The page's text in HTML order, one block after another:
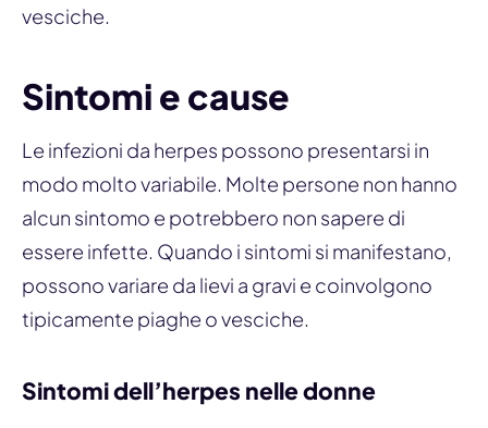
vesciche.
Sintomi e cause
Le infezioni da herpes possono presentarsi in
modo molto variabile. Molte persone non hanno
alcun sintomo e potrebbero non sapere di
essere infette. Quando i sintomi si manifestano,
possono variare da lievi a gravi e coinvolgono
tipicamente piaghe o vesciche.
Sintomi dell’herpes nelle donne